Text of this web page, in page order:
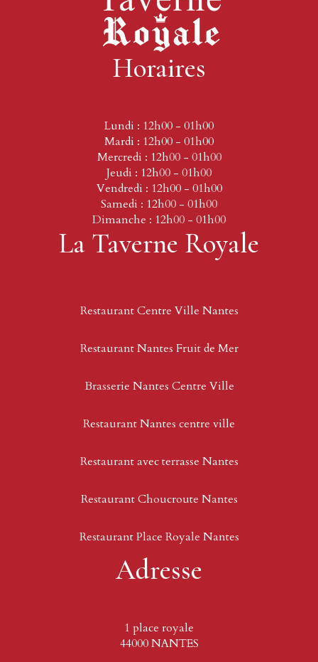
Horaires
Lundi : 12h00 - 01h00
Mardi : 12h00 - 01h00
Mercredi : 12h00 - 01h00
Jeudi : 12h00 - 01h00
Vendredi : 12h00 - 01h00
Samedi : 12h00 - 01h00
Dimanche : 12h00 - 01h00
La Taverne Royale
Restaurant Centre Ville Nantes
Restaurant Nantes Fruit de Mer
Brasserie Nantes Centre Ville
Restaurant Nantes centre ville
Restaurant avec terrasse Nantes
Restaurant Choucroute Nantes
Restaurant Place Royale Nantes
Adresse
1 place royale
44000 NANTES